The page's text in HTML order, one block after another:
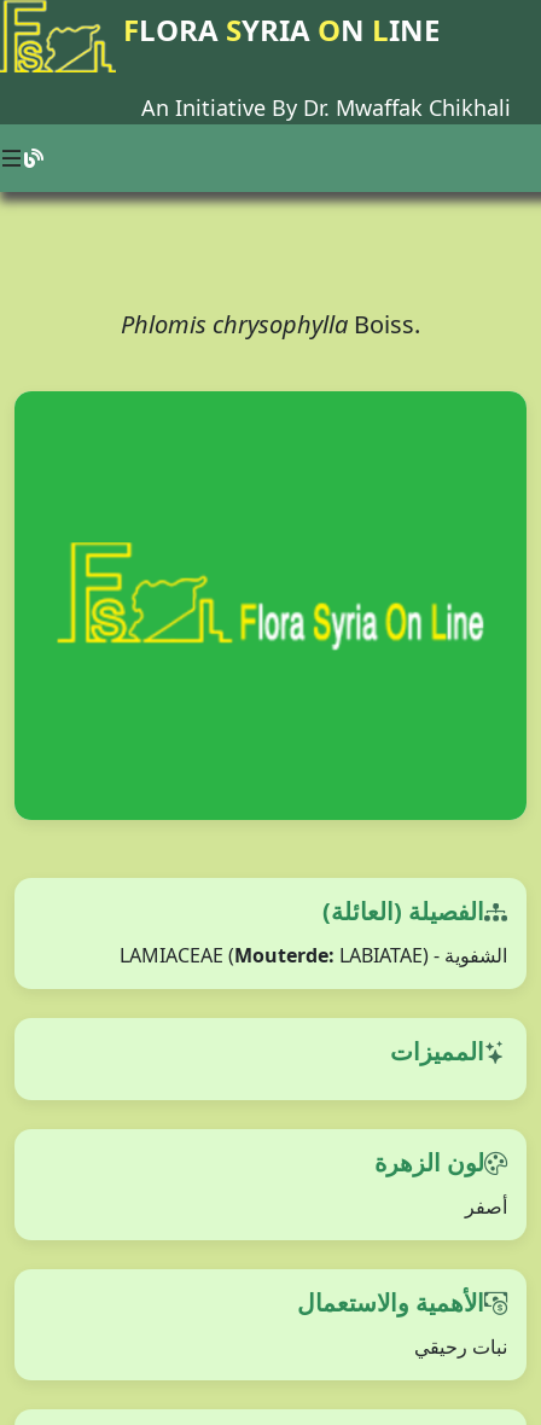
FLORA SYRIA ON LINE
An Initiative By Dr. Mwaffak Chikhali
Phlomis chrysophylla Boiss.
الفصيلة (العائلة)
الشفوية - LAMIACEAE ( Mouterde: LABIATAE)
المميزات
لون الزهرة
أصفر
الأهمية والاستعمال
نبات رحيقي